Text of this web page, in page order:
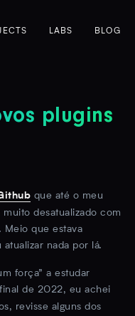
LABS BLOG
plugins
que até o meu
muito desatualizado com
Meio que estava
nada por lá.
força” a estudar
de 2022, eu achei
revisse alguns dos